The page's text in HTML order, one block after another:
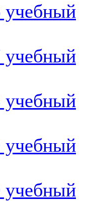
учебный
учебный
учебный
учебный
учебный